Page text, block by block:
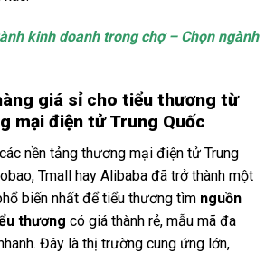
kinh doanh trong chợ – Chọn ngành
giá sỉ cho tiểu thương từ
mại điện tử Trung Quốc
nền tảng thương mại điện tử Trung
Tmall hay Alibaba đã trở thành một
biến nhất để tiểu thương tìm nguồn
thương có giá thành rẻ, mẫu mã đa
Đây là thị trường cung ứng lớn,